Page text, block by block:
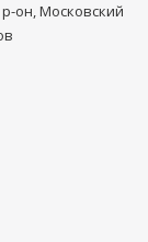
он, Московский